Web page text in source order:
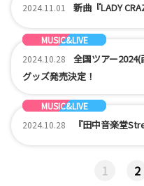
2024.11.01 新曲『LADY
2024.10.28
NEWS
GOODS
MUSIC&LIVE
全国ツアー
グッズ発売決定！
2024.10.28
NEWS
MUSIC&LIVE
『田中音楽堂
1 2